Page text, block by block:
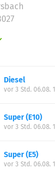
Diesel
vor 3 Std. 06.08.
Super (E10)
vor 3 Std. 06.08.
Super (E5)
vor 3 Std. 06.08.